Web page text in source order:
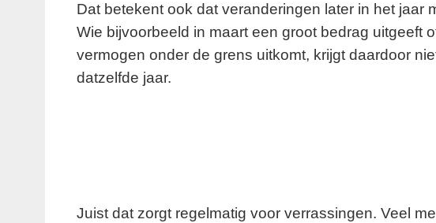
Dat betekent ook dat veranderingen later in het jaar
Wie bijvoorbeeld in maart een groot bedrag uitgeeft
vermogen onder de grens uitkomt, krijgt daardoor
datzelfde jaar.
Juist dat zorgt regelmatig voor verrassingen. Veel